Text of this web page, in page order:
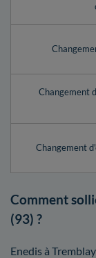
Changement
Changement
Comment
(93) ?
Enedis à